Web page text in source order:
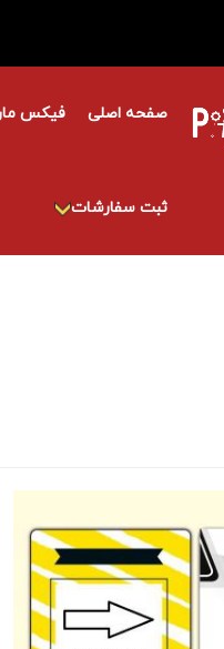
صفحه اصلی فیکس
ثبت سفارشات